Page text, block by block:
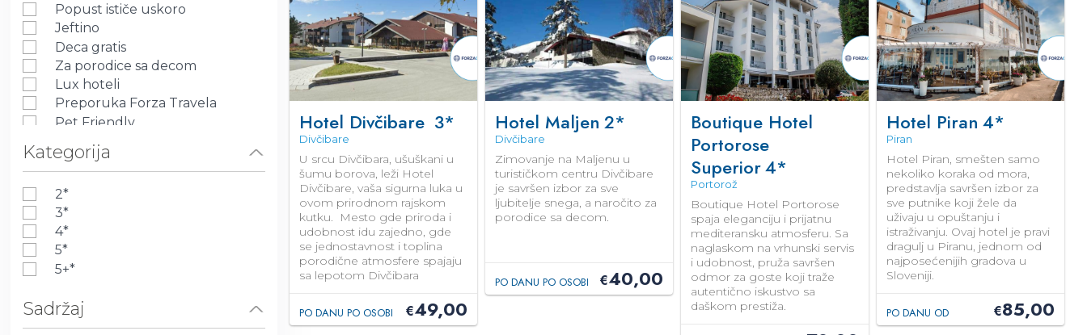
Popust ističe uskoro
Jeftino
Deca gratis
Za porodice sa decom
Lux hoteli
Preporuka Forza Travela
Pet Friendly
Kategorija
2*
3*
4*
5*
5+*
Sadržaj
Hotel Divčibare 3*
Divčibare
U srcu Divčibara, ušuškani u
šumu borova, leži Hotel
Divčibare, vaša sigurna luka u
ovom prirodnom rajskom
kutku. Mesto gde priroda i
udobnost idu zajedno, gde
se jednostavnost i toplina
porodične atmosfere spajaju
sa lepotom Divčibara
PO DANU PO OSOBI €49,00
Hotel Maljen 2*
Divčibare
Zimovanje na Maljenu u
turističkom centru Divčibare
je savršen izbor za sve
ljubitelje snega, a naročito za
porodice sa decom.
PO DANU PO OSOBI €40,00
Boutique Hotel
Portorose
Superior4*
Portorož
Boutique Hotel Portorose
spaja eleganciju i prijatnu
mediteransku atmosferu. Sa
naglaskom na vrhunski servis
i udobnost, pruža savršen
odmor za goste koji traže
autentično iskustvo sa
daškom prestiža.
Hotel Piran 4*
Piran
Hotel Piran, smešten samo
nekoliko koraka od mora,
predstavlja savršen izbor za
sve putnike koji žele da
uživaju u opuštanju i
istraživanju. Ovaj hotel je pravi
dragulj u Piranu, jednom od
najposećenijih gradova u
Sloveniji.
PO DANU OD €85,00